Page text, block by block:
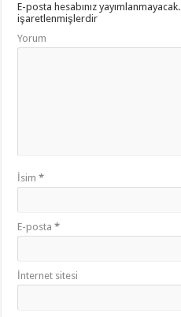
E-posta hesabınız yayımlanmayacak.
işaretlenmişlerdir
Yorum
İsim*
E-posta*
İnternet sitesi